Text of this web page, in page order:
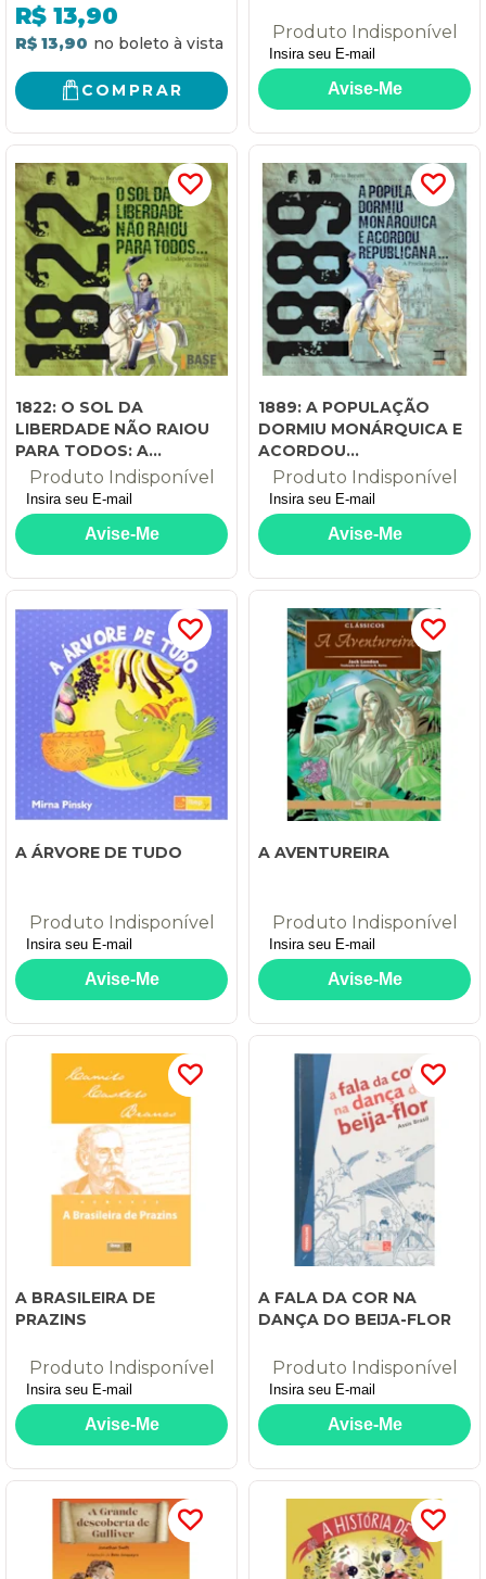
R$ 13,90
R$ 13,90
COMPRAR
Produto Indisponível
1822: O SOL DA
LIBERDADE NÃO RAIOU
PARA TODOS: A
INDEPENDÊNCIA DO
BRASIL
Produto Indisponível
1889: A POPULAÇÃO
DORMIU MONÁRQUICA E
ACORDOU
REPUBLICANA: A
PROCLAMAÇÃO DA
REPÚBLICA
Produto Indisponível
A ÁRVORE DE TUDO
Produto Indisponível
A AVENTUREIRA
Produto Indisponível
A BRASILEIRA DE
PRAZINS
Produto Indisponível
A FALA DA COR NA
DANÇA DO BEIJA-FLOR
Produto Indisponível